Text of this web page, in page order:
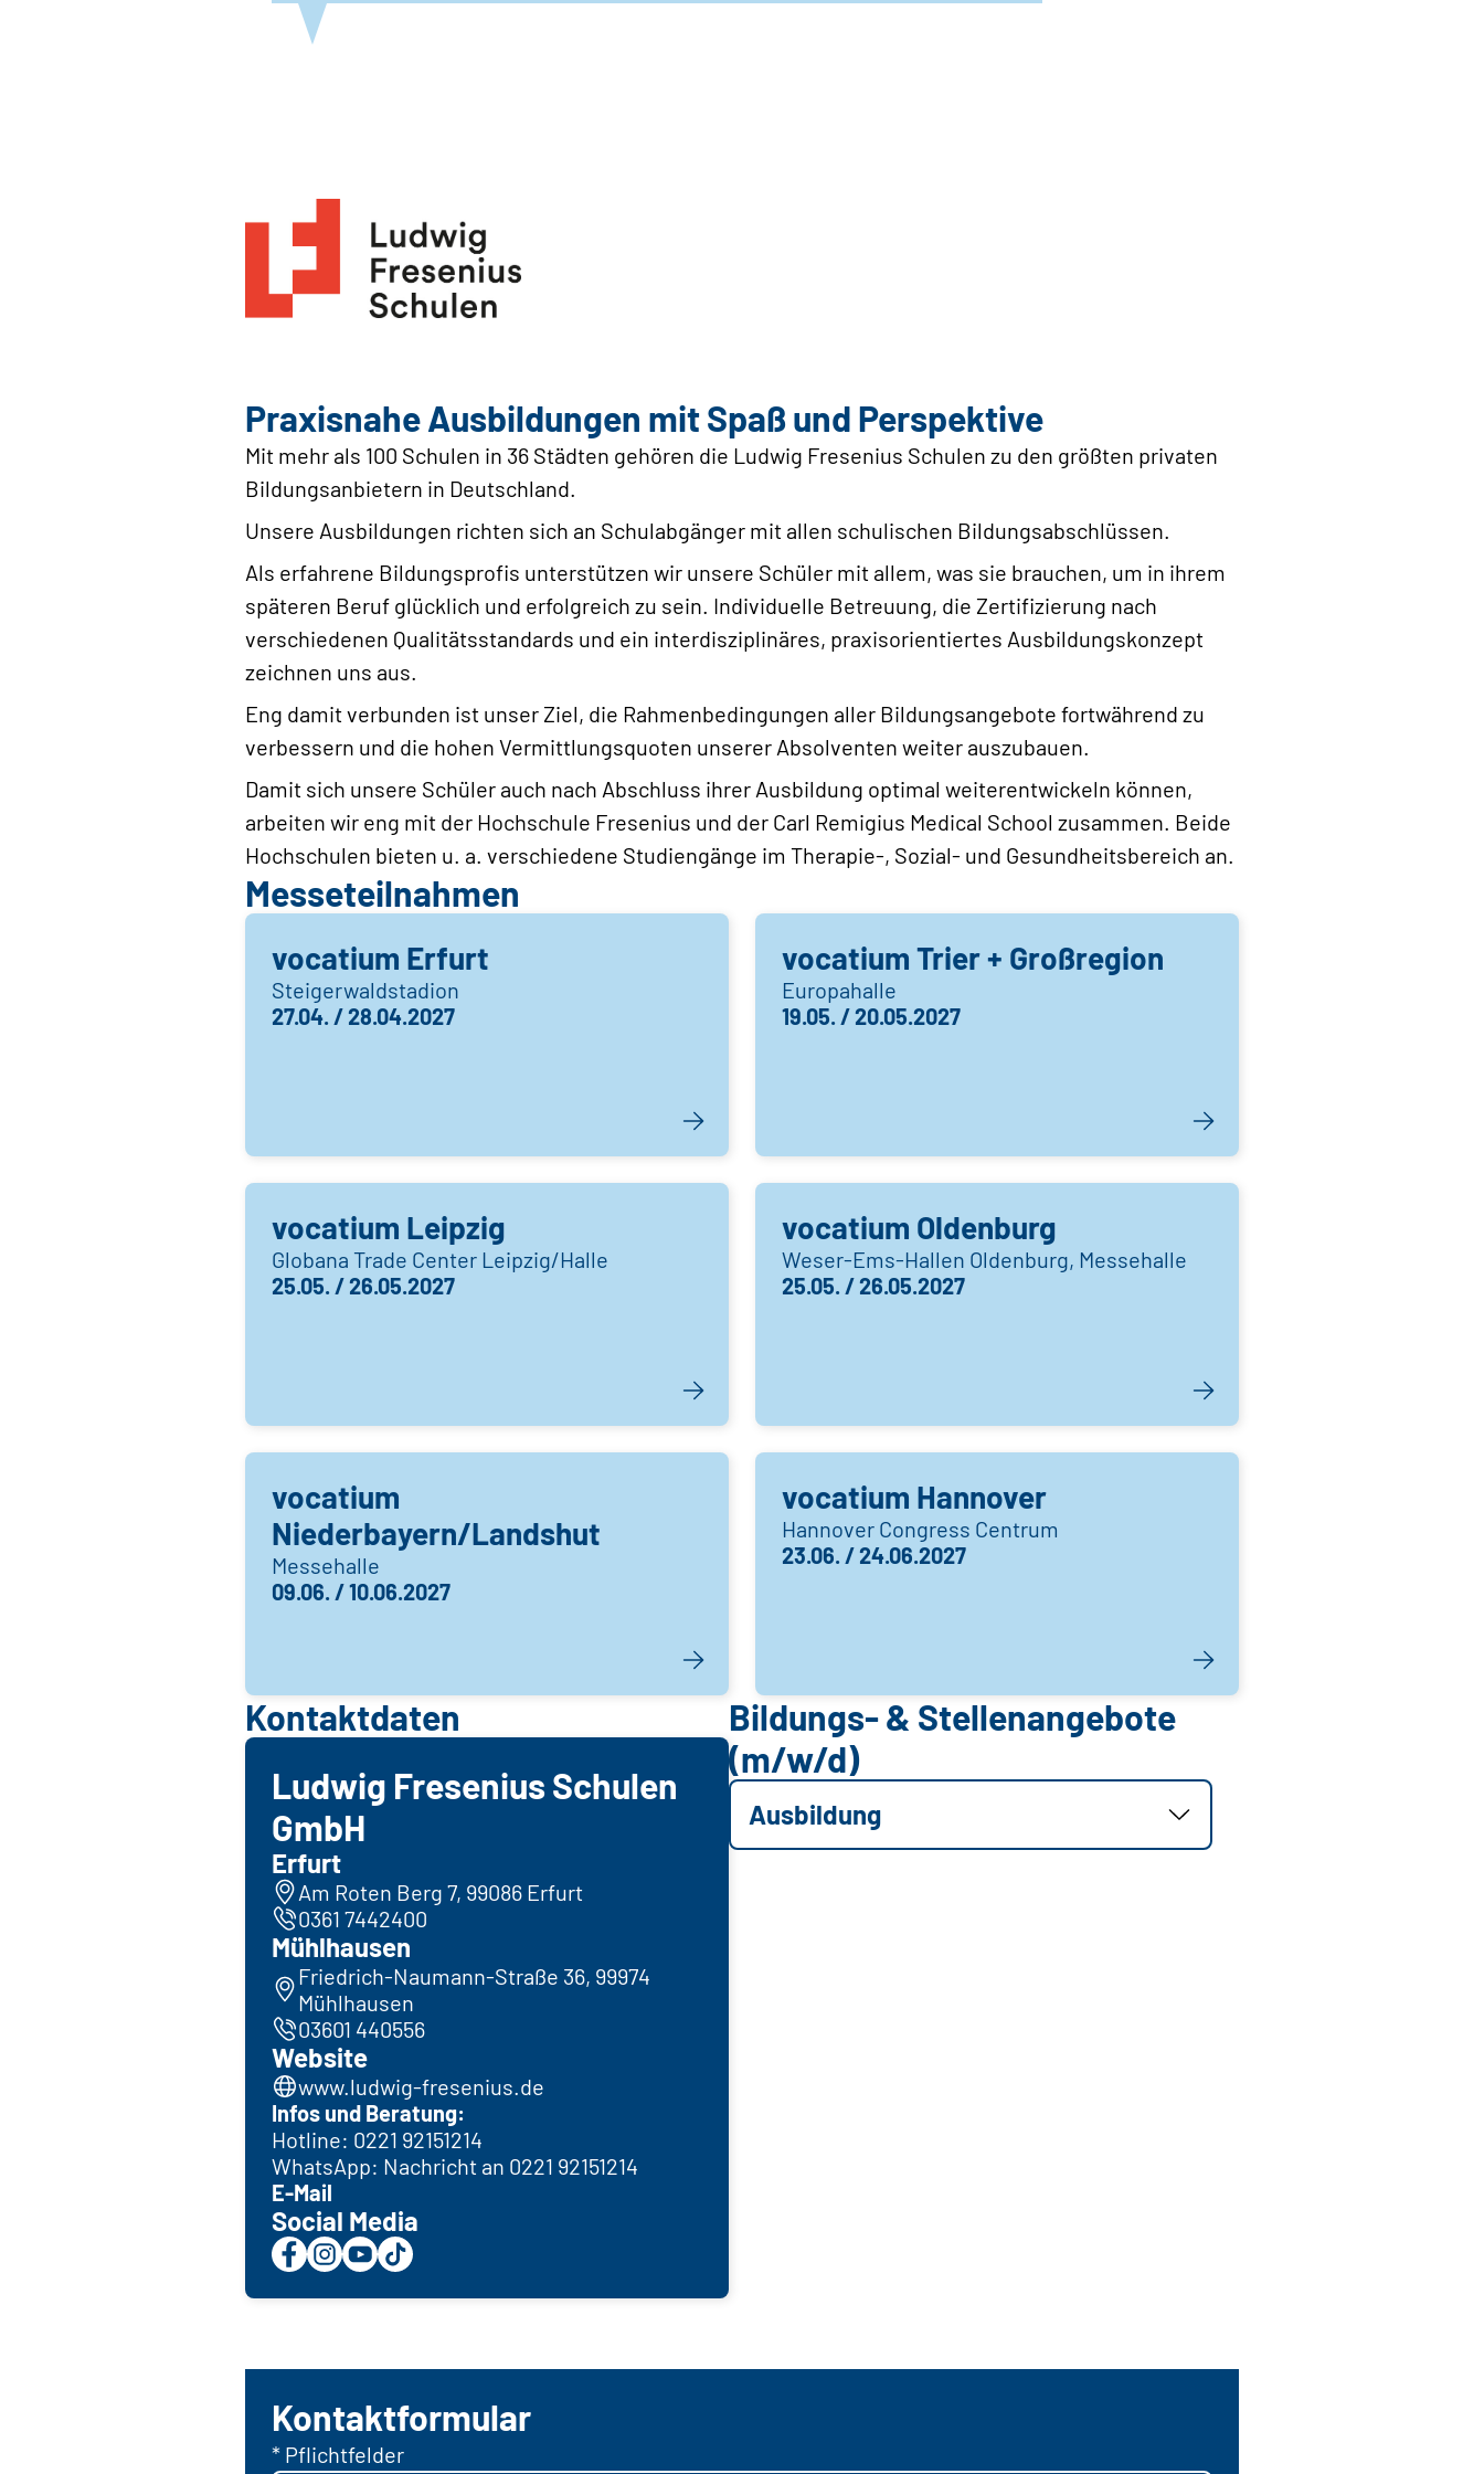
Praxisnahe Ausbildungen mit Spaß und Perspektive
Mit mehr als 100 Schulen in 36 Städten gehören die Ludwig Fresenius Schulen zu den größten privaten
Bildungsanbietern in Deutschland.
Unsere Ausbildungen richten sich an Schulabgänger mit allen schulischen Bildungsabschlüssen.
Als erfahrene Bildungsprofis unterstützen wir unsere Schüler mit allem, was sie brauchen, um in ihrem
späteren Beruf glücklich und erfolgreich zu sein. Individuelle Betreuung, die Zertifizierung nach
verschiedenen Qualitätsstandards und ein interdisziplinäres, praxisorientiertes Ausbildungskonzept
zeichnen uns aus.
Eng damit verbunden ist unser Ziel, die Rahmenbedingungen aller Bildungsangebote fortwährend zu
verbessern und die hohen Vermittlungsquoten unserer Absolventen weiter auszubauen.
Damit sich unsere Schüler auch nach Abschluss ihrer Ausbildung optimal weiterentwickeln können,
arbeiten wir eng mit der Hochschule Fresenius und der Carl Remigius Medical School zusammen. Beide
Hochschulen bieten u. a. verschiedene Studiengänge im Therapie-, Sozial- und Gesundheitsbereich an.
Messeteilnahmen
vocatium Erfurt
Steigerwaldstadion
27.04. / 28.04.2027
vocatium Trier + Großregion
Europahalle
19.05. / 20.05.2027
vocatium Leipzig
Globana Trade Center Leipzig/Halle
25.05. / 26.05.2027
vocatium Oldenburg
Weser-Ems-Hallen Oldenburg, Messehalle
25.05. / 26.05.2027
vocatium
Niederbayern/Landshut
Messehalle
09.06. / 10.06.2027
vocatium Hannover
Hannover Congress Centrum
23.06. / 24.06.2027
Kontaktdaten
Ludwig Fresenius Schulen
GmbH
Erfurt
Am Roten Berg 7, 99086 Erfurt
0361 7442400
Mühlhausen
Friedrich-Naumann-Straße 36, 99974
Mühlhausen
03601 440556
Website
www.ludwig-fresenius.de
Infos und Beratung:
Hotline: 0221 92151214
WhatsApp: Nachricht an 0221 92151214
E-Mail
Social Media
Bildungs- & Stellenangebote
(m/w/d)
Ausbildung
Kontaktformular
* Pflichtfelder